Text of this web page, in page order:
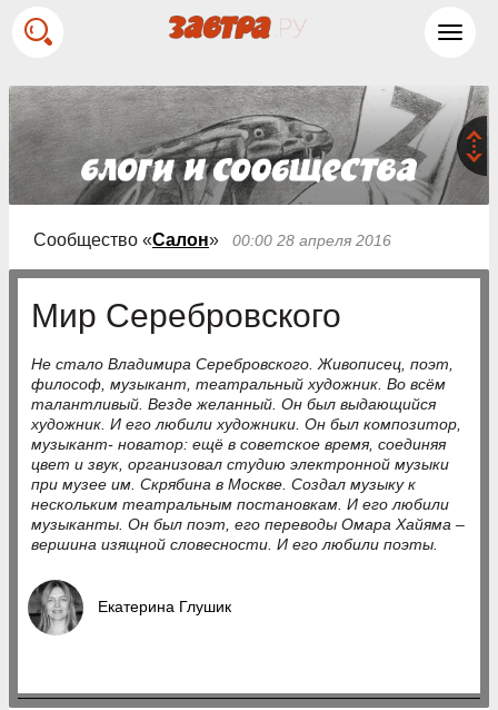
Сообщество «Салон» 00:00 28 апреля 2016
Мир Серебровского
Не стало Владимира Серебровского. Живописец, поэт,
философ, музыкант, театральный художник. Во всём
талантливый. Везде желанный. Он был выдающийся
художник. И его любили художники. Он был композитор,
музыкант- новатор: ещё в советское время, соединяя
цвет и звук, организовал студию электронной музыки
при музее им. Скрябина в Москве. Создал музыку к
нескольким театральным постановкам. И его любили
музыканты. Он был поэт, его переводы Омара Хайяма –
вершина изящной словесности. И его любили поэты.
Екатерина Глушик